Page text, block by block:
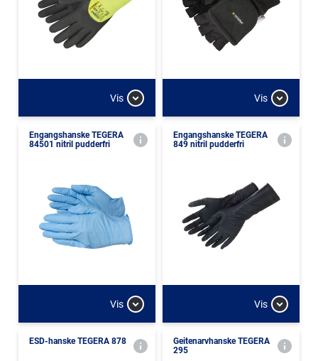
Vis Vis
Engangshanske TEGERA
84501 nitril pudderfri
Vis
Engangshanske TEGERA
849 nitril pudderfri
Vis
ESD-hanske TEGERA 878
Geitenarvhanske TEGERA
295